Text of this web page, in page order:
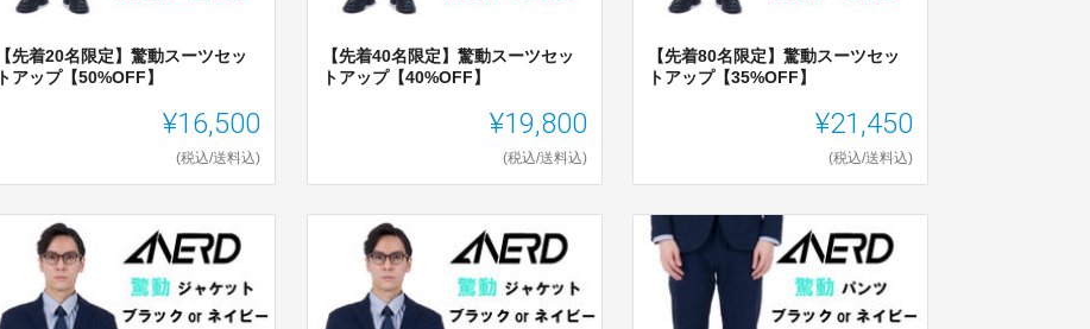
【先着20名限定】驚動スーツセッ
トアップ【50%OFF】
¥16,500
(税込/送料込)
【先着40名限定】驚動スーツセッ
トアップ【40%OFF】
¥19,800
(税込/送料込)
【先着80名限定】驚動スーツセッ
トアップ【35%OFF】
¥21,450
(税込/送料込)